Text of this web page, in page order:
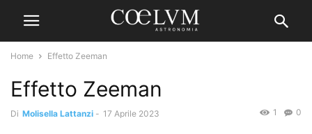
Home Effetto Zeeman
Effetto Zeeman
Di Molisella Lattanzi - 17 Aprile 2023 0
1